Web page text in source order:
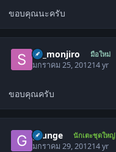
ขอบคุณนะครับ
sir_monjiro มือใหม่
มกราคม 25, 201214 yr
ขอบคุณครับ
grunge นักเตะชุดใหญ่
มกราคม 29, 201214 yr